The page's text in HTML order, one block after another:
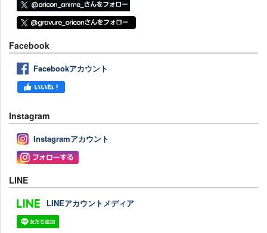
Facebook
Facebookアカウント
Instagram
Instagramアカウント
LINE
LINEアカウントメディア